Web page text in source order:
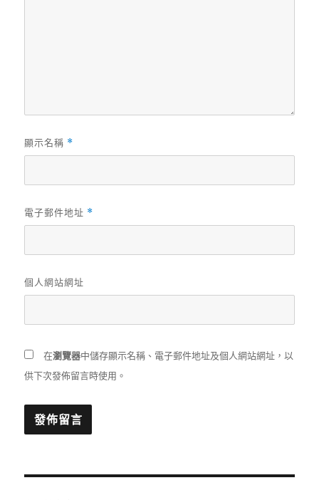
顯示名稱 *
電子郵件地址 *
個人網站網址
在瀏覽器中儲存顯示名稱、電子郵件地址及個人網站網址，以
供下次發佈留言時使用。